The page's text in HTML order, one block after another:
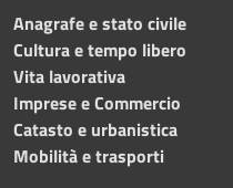
Anagrafe e stato civile
Cultura e tempo libero
Vita lavorativa
Imprese e Commercio
Catasto e urbanistica
Mobilità e trasporti